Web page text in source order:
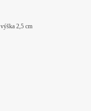
Nástenný, kovový, čierny, 70x12,5 cm, výška 2,5 cm